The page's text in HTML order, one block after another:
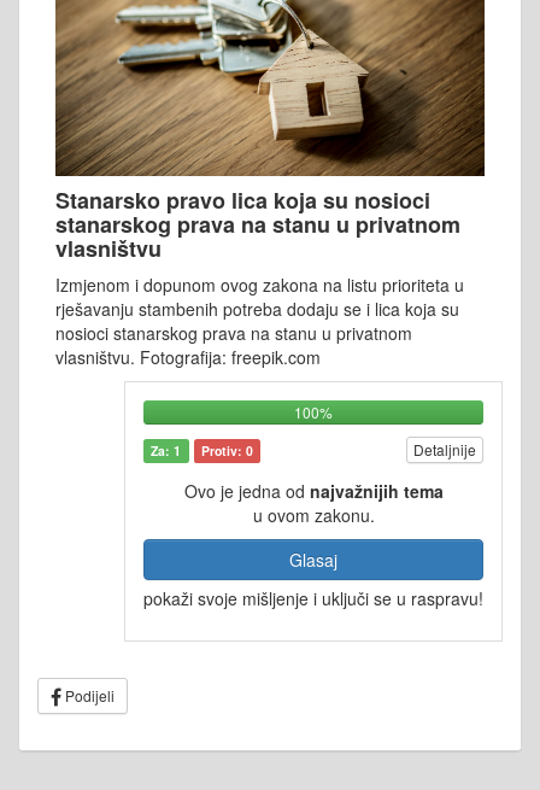
Stanarsko pravo lica koja su nosioci
stanarskog prava na stanu u privatnom
vlasništvu
Izmjenom i dopunom ovog zakona na listu prioriteta u
rješavanju stambenih potreba dodaju se i lica koja su
nosioci stanarskog prava na stanu u privatnom
vlasništvu. Fotografija: freepik.com
100%
Za: 1 Protiv: 0 Detaljnije
Ovo je jedna od najvažnijih tema
u ovom zakonu.
Glasaj
pokaži svoje mišljenje i uključi se u raspravu!
Podijeli